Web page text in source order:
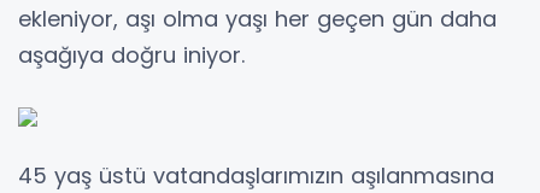
ekleniyor, aşı olma yaşı her geçen gün daha
aşağıya doğru iniyor.
45 yaş üstü vatandaşlarımızın aşılanmasına